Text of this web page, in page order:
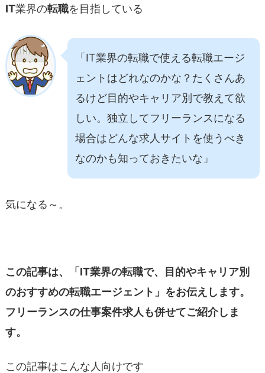
IT業界の転職を目指している
「IT業界の転職で使える転職エージ
ェントはどれなのかな？たくさんあ
るけど目的やキャリア別で教えて欲
しい。独立してフリーランスになる
場合はどんな求人サイトを使うべき
なのかも知っておきたいな」
気になる～。
この記事は、「IT業界の転職で、目的やキャリア別
のおすすめの転職エージェント」をお伝えします。
フリーランスの仕事案件求人も併せてご紹介しま
す。
この記事はこんな人向けです